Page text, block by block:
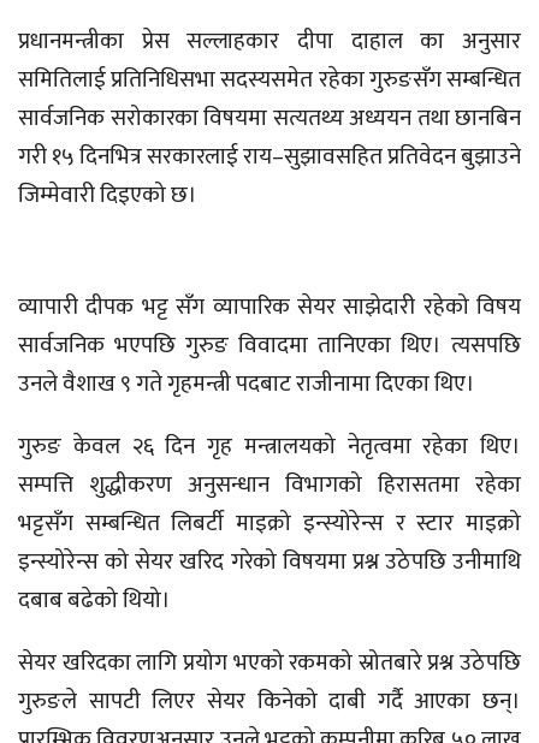
प्रधानमन्त्रीका प्रेस सल्लाहकार दीपा दाहाल का अनुसार
समितिलाई प्रतिनिधिसभा सदस्यसमेत रहेका गुरुङसँग सम्बन्धित
सार्वजनिक सरोकारका विषयमा सत्यतथ्य अध्ययन तथा छानबिन
गरी १५ दिनभित्र सरकारलाई राय–सुझावसहित प्रतिवेदन बुझाउने
जिम्मेवारी दिइएको छ।
व्यापारी दीपक भट्ट सँग व्यापारिक सेयर साझेदारी रहेको विषय
सार्वजनिक भएपछि गुरुङ विवादमा तानिएका थिए। त्यसपछि
उनले वैशाख ९ गते गृहमन्त्री पदबाट राजीनामा दिएका थिए।
गुरुङ केवल २६ दिन गृह मन्त्रालयको नेतृत्वमा रहेका थिए।
सम्पत्ति शुद्धीकरण अनुसन्धान विभागको हिरासतमा रहेका
भट्टसँग सम्बन्धित लिबर्टी माइक्रो इन्स्योरेन्स र स्टार माइक्रो
इन्स्योरेन्स को सेयर खरिद गरेको विषयमा प्रश्न उठेपछि उनीमाथि
दबाब बढेको थियो।
सेयर खरिदका लागि प्रयोग भएको रकमको स्रोतबारे प्रश्न उठेपछि
गुरुङले सापटी लिएर सेयर किनेको दाबी गर्दै आएका छन्।